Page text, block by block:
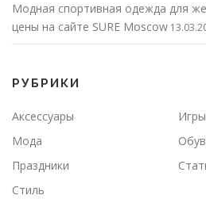
Модная спортивная одежда для
цены на сайте SURE Moscow
РУБРИКИ
Аксессуары
Игры
Мода
Праздники
Стиль